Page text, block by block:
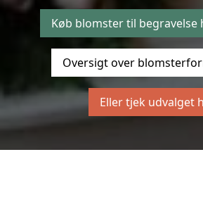
Køb blomster til begravelse
Oversigt over
Eller tjek udvalget